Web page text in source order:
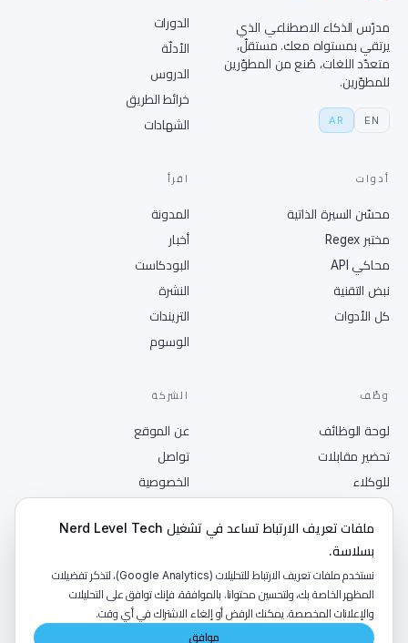
مدرّس الذكاء الاصطناعي الذي
يرتقي بمستواه معك. مستقلّ،
متعدّد اللغات، صُنع من المطوّرين
للمطوّرين.
EN
AR
الدورات
الأدلّة
الدروس
خرائط الطريق
الشهادات
أدوات
محسّن السيرة الذاتية
مختبر Regex
محاكي API
نبض التقنية
كل الأدوات
اقرأ
المدونة
أخبار
البودكاست
النشرة
التريندات
الوسوم
وظّف
لوحة الوظائف
تحضير مقابلات
للوكلاء
انشر وظيفة
الشركة
عن الموقع
تواصل
الخصوصية
RSS
2026
ملفات تعريف الارتباط تساعد في تشغيل Nerd Level Tech
بسلاسة.
نستخدم ملفات تعريف الارتباط للتحليلات (Google Analytics)، لتذكر تفضيلات
المظهر الخاصة بك، ولتحسين محتوانا. بالموافقة، فإنك توافق على التحليلات
والإعلانات المخصصة. يمكنك الرفض أو إلغاء الاشتراك في أي وقت.
موافق